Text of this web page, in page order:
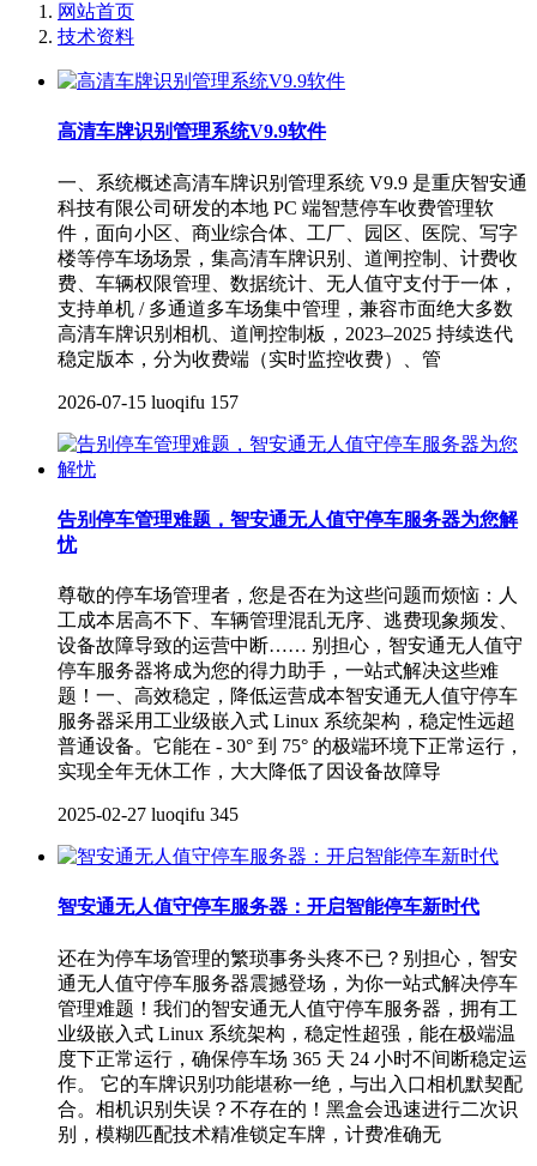
网站首页
技术资料
高清车牌识别管理系统V9.9软件
一、系统概述高清车牌识别管理系统 V9.9 是重庆智安通
科技有限公司研发的本地 PC 端智慧停车收费管理软
件，面向小区、商业综合体、工厂、园区、医院、写字
楼等停车场场景，集高清车牌识别、道闸控制、计费收
费、车辆权限管理、数据统计、无人值守支付于一体，
支持单机 / 多通道多车场集中管理，兼容市面绝大多数
高清车牌识别相机、道闸控制板，2023–2025 持续迭代
稳定版本，分为收费端（实时监控收费）、管
2026-07-15 luoqifu 157
告别停车管理难题，智安通无人值守停车服务器为您解
忧
尊敬的停车场管理者，您是否在为这些问题而烦恼：人
工成本居高不下、车辆管理混乱无序、逃费现象频发、
设备故障导致的运营中断…… 别担心，智安通无人值守
停车服务器将成为您的得力助手，一站式解决这些难
题！一、高效稳定，降低运营成本智安通无人值守停车
服务器采用工业级嵌入式 Linux 系统架构，稳定性远超
普通设备。它能在 - 30° 到 75° 的极端环境下正常运行，
实现全年无休工作，大大降低了因设备故障导
2025-02-27 luoqifu 345
智安通无人值守停车服务器：开启智能停车新时代
还在为停车场管理的繁琐事务头疼不已？别担心，智安
通无人值守停车服务器震撼登场，为你一站式解决停车
管理难题！我们的智安通无人值守停车服务器，拥有工
业级嵌入式 Linux 系统架构，稳定性超强，能在极端温
度下正常运行，确保停车场 365 天 24 小时不间断稳定运
作。 它的车牌识别功能堪称一绝，与出入口相机默契配
合。相机识别失误？不存在的！黑盒会迅速进行二次识
别，模糊匹配技术精准锁定车牌，计费准确无